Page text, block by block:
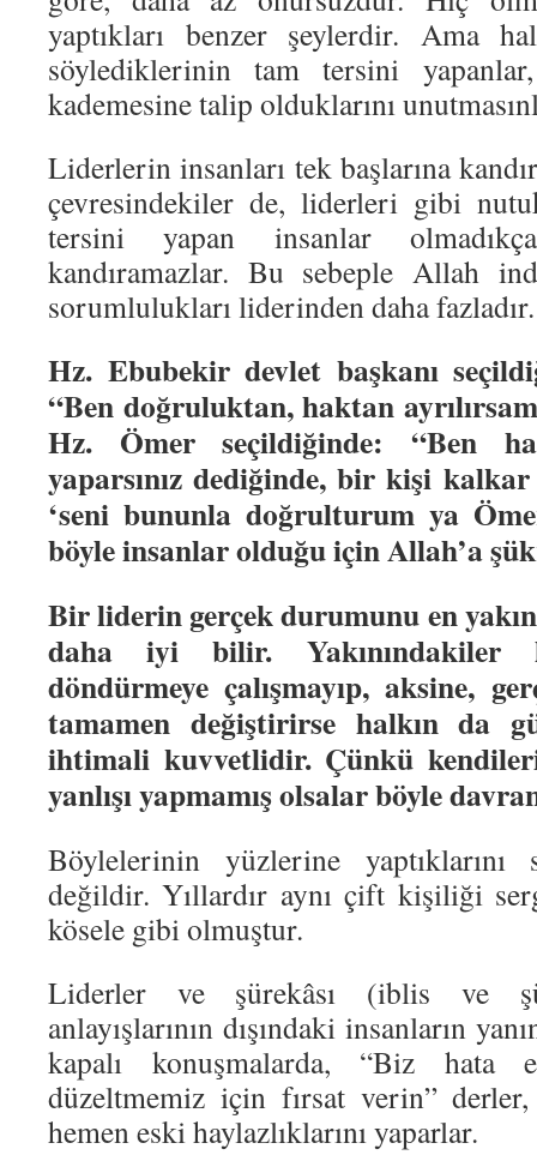
yaptıkları benzer şeylerdir. Ama
söylediklerinin tam tersini
kademesine talip olduklarını
Liderlerin insanları tek başlarına
çevresindekiler de, liderleri gibi
tersini yapan insanlar
kandıramazlar. Bu sebeple Allah
sorumlulukları liderinden daha fazladır.
Hz. Ebubekir devlet başkanı
“Ben doğruluktan, haktan
Hz. Ömer seçildiğinde: “Ben
yaparsınız dediğinde, bir kişi kalkar
‘seni bununla doğrulturum ya
böyle insanlar olduğu için Allah’a
Bir liderin gerçek durumunu en
daha iyi bilir. Yakınındakiler
döndürmeye çalışmayıp, aksine,
tamamen değiştirirse halkın da
ihtimali kuvvetlidir. Çünkü
yanlışı yapmamış olsalar böyle
Böylelerinin yüzlerine yaptıklarını
değildir. Yıllardır aynı çift kişiliği
kösele gibi olmuştur.
Liderler ve şürekâsı (iblis ve
anlayışlarının dışındaki insanların
kapalı konuşmalarda, “Biz hata
düzeltmemiz için fırsat verin” derler,
hemen eski haylazlıklarını yaparlar.